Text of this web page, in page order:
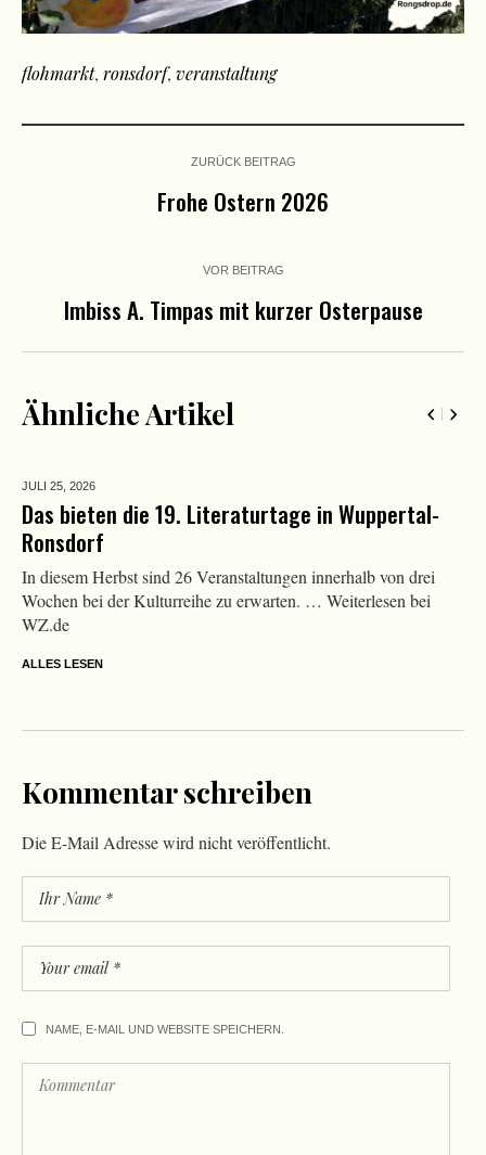
flohmarkt, ronsdorf, veranstaltung
ZURÜCK BEITRAG
Frohe Ostern 2026
VOR BEITRAG
Imbiss A. Timpas mit kurzer Osterpause
Ähnliche Artikel
JULI 25, 2026
Das bieten die 19. Literaturtage in Wuppertal-
Ronsdorf
In diesem Herbst sind 26 Veranstaltungen innerhalb von drei
Wochen bei der Kulturreihe zu erwarten. … Weiterlesen bei
WZ.de
ALLES LESEN
Kommentar schreiben
Die E-Mail Adresse wird nicht veröffentlicht.
NAME, E-MAIL UND WEBSITE SPEICHERN.